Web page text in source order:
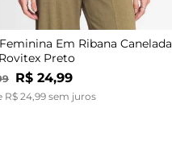
Em Ribana Canelada
Preto
R$ 24,99
R$ 24 99 sem juros